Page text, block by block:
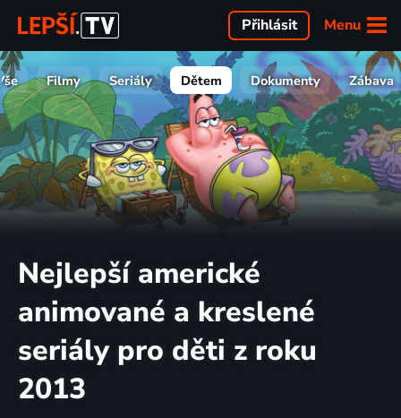
Menu
Přihlásit
Filmy Seriály Dětem Dokumenty Zábava
Nejlepší americké
animované a kreslené
seriály pro děti z roku
2013